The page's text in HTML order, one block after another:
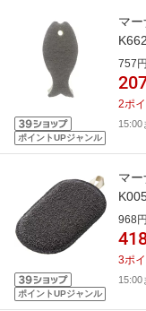
ポイントUPジャンル
マ
757
2ポ
15:00
ポイントUPジャンル
マ
968
3ポ
15:00